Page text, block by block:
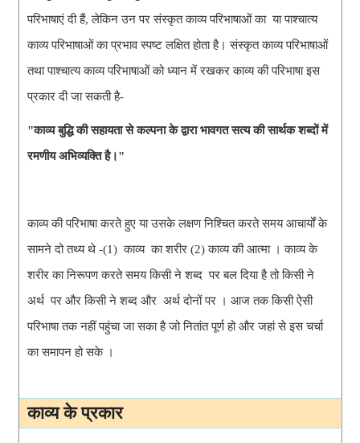
परिभाषाएं दी हैं, लेकिन उन पर संस्कृत काव्य परिभाषाओं का  या पाश्चात्य
काव्य परिभाषाओं का प्रभाव स्पष्ट लक्षित होता है। संस्कृत काव्य परिभाषाओं
तथा पाश्चात्य काव्य परिभाषाओं को ध्यान में रखकर काव्य की परिभाषा इस
प्रकार दी जा सकती है-
"काव्य बुद्धि की सहायता से कल्पना के द्वारा भावगत सत्य की सार्थक शब्दों में
रमणीय अभिव्यक्ति है।"
काव्य की परिभाषा करते हुए या उसके लक्षण निश्चित करते समय आचार्यों के
सामने दो तथ्य थे -(1)  काव्य  का शरीर (2) काव्य की आत्मा । काव्य के
शरीर का निरूपण करते समय किसी ने शब्द  पर बल दिया है तो किसी ने
अर्थ  पर और किसी ने शब्द और  अर्थ दोनों पर । आज तक किसी ऐसी
परिभाषा तक नहीं पहुंचा जा सका है जो नितांत पूर्ण हो और जहां से इस चर्चा
का समापन हो सके ।
काव्य के प्रकार